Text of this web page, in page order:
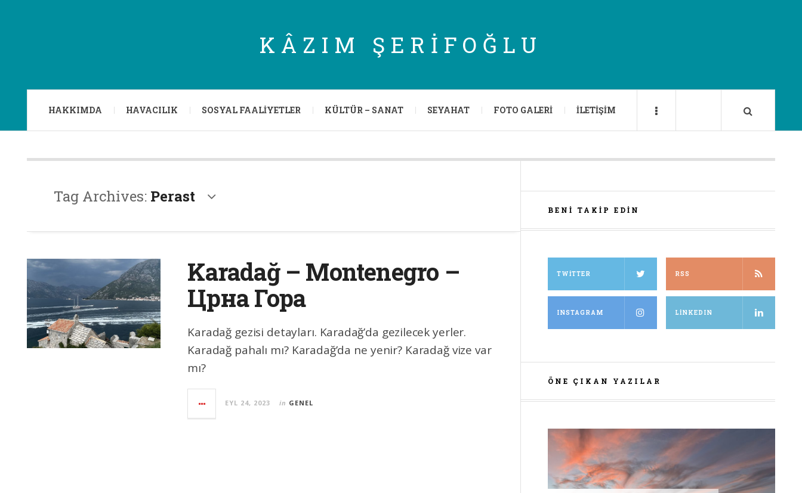
KÂZIM ŞERIFOĞLU
HAKKIMDA HAVACILIK SOSYAL FAALIYETLER KÜLTÜR – SANAT SEYAHAT FOTO GALERI İLETIŞIM
Tag Archives: Perast
Karadağ – Montenegro –
Црна Гора
Karadağ gezisi detayları. Karadağ’da gezilecek yerler.
Karadağ pahalı mı? Karadağ’da ne yenir? Karadağ vize var
mı?
EYL 24, 2023 in GENEL
BENI TAKIP EDIN
TWITTER RSS
INSTAGRAM LINKEDIN
ÖNE ÇIKAN YAZILAR